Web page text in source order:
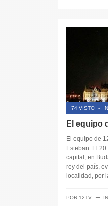
74 VISTO -
El equipo
El equipo de
Esteban. El
capital, en
rey del país,
localidad, por
POR 12TV ─